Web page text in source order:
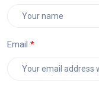
Email